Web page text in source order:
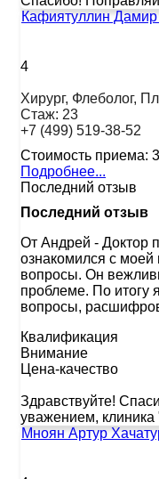
Кафиятуллин
4
Хирург, Флеболог,
Стаж: 23
+7 (499) 519-38-52
Стоимость приема:
Подробнее...
Последний отзыв
Последний отзыв
От Андрей - Доктор
ознакомился с
вопросы. Он
проблеме. По итогу
вопросы,
Квалификация
Внимание
Цена-качество
Здравствуйте!
уважением,
Мноян Артур